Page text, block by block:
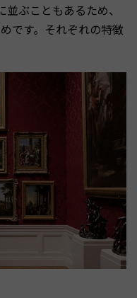
ぶこともあるため、
です。それぞれの特徴